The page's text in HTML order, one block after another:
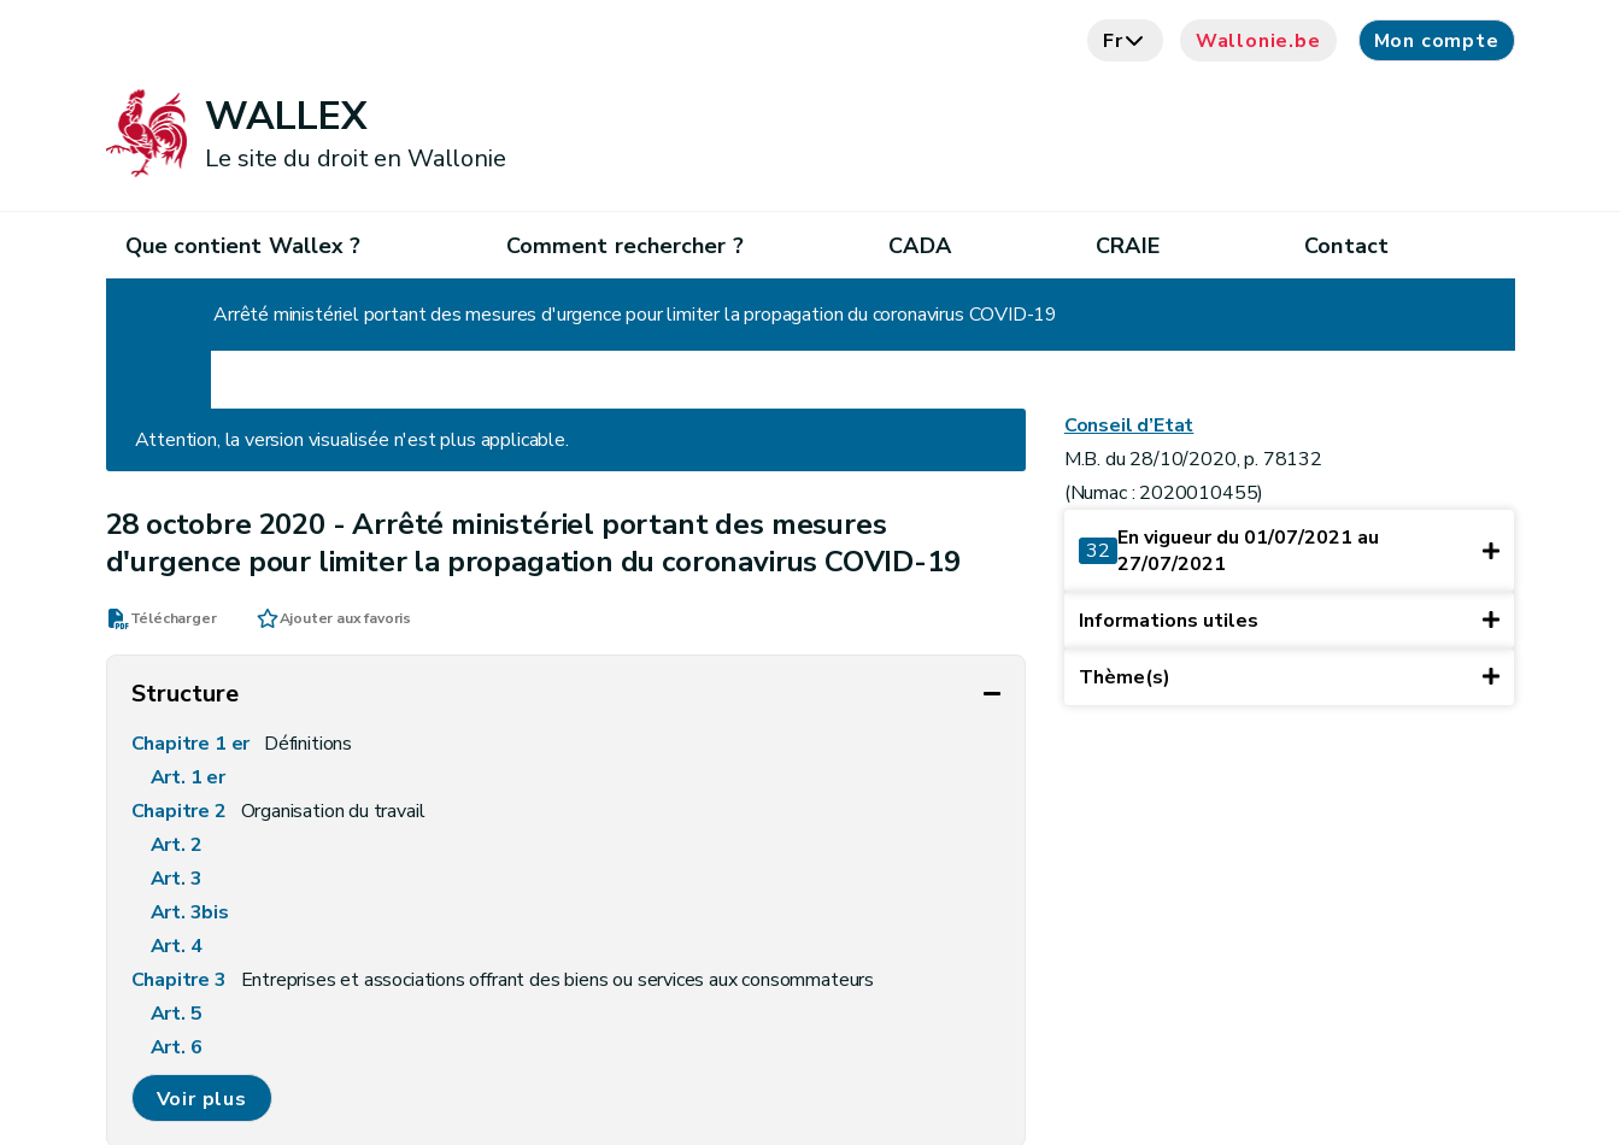
Fr Wallonie.be Mon compte
WALLEX
Le site du droit en Wallonie
Que contient Wallex ? Comment rechercher ? CADA CRAIE Contact
Arrêté ministériel portant des mesures d'urgence pour limiter la propagation du coronavirus COVID-19
Attention, la version visualisée n'est plus applicable.
28 octobre 2020 -Arrêté ministériel portant des mesures
d'urgence pour limiter la propagation du coronavirus COVID-19
Télécharger Ajouter aux favoris
Structure
Chapitre 1 er Définitions
Art. 1 er
Chapitre 2 Organisation du travail
Art. 2
Art. 3
Art. 3bis
Art. 4
Chapitre 3
Entreprises et associations offrant des biens ou services aux consommateurs
Art. 5
Art. 6
Art. 7
Art. 7bis
Voir plus
Conseil d’Etat
M.B. du 28/10/2020, p. 78132
(Numac : 2020010455)
32 En vigueur du 01/07/2021 au
27/07/2021
Informations utiles
Thème(s)